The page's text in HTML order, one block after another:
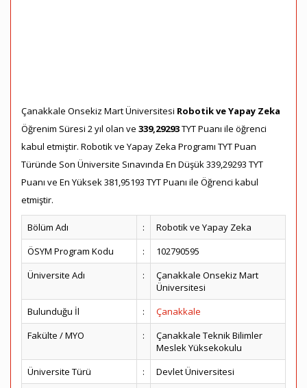
Çanakkale Onsekiz Mart Üniversitesi Robotik ve Yapay Zeka
Öğrenim Süresi 2 yıl olan ve 339,29293TYT Puanı ile öğrenci
kabul etmiştir. Robotik ve Yapay Zeka Programı TYT Puan
Türünde Son Üniversite Sınavında En Düşük 339,29293 TYT
Puanı ve En Yüksek 381,95193 TYT Puanı ile Öğrenci kabul
etmiştir.
Bölüm Adı :
Robotik ve Yapay Zeka
ÖSYM Program Kodu
:
102790595
Üniversite Adı
:
Çanakkale Onsekiz Mart
Üniversitesi
Bulunduğu İl
:
Çanakkale
Fakülte / MYO
:
Çanakkale Teknik Bilimler
Meslek Yüksekokulu
Üniversite Türü
:
Devlet Üniversitesi